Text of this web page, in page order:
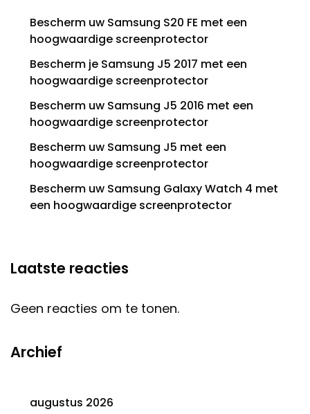
Bescherm uw Samsung S20 FE met een
hoogwaardige screenprotector
Bescherm je Samsung J5 2017 met een
hoogwaardige screenprotector
Bescherm uw Samsung J5 2016 met een
hoogwaardige screenprotector
Bescherm uw Samsung J5 met een
hoogwaardige screenprotector
Bescherm uw Samsung Galaxy Watch 4 met
een hoogwaardige screenprotector
Laatste reacties
Geen reacties om te tonen.
Archief
augustus 2026